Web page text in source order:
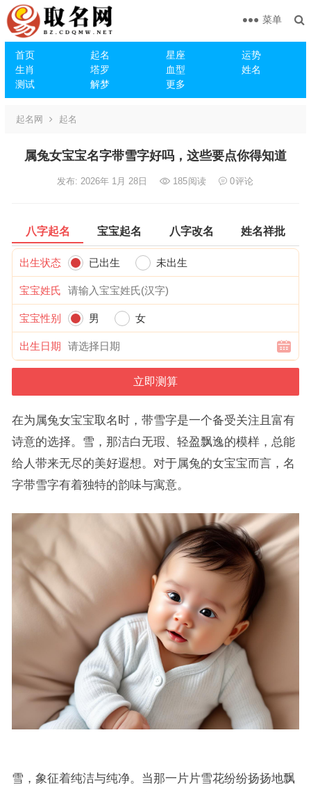
首页 起名 星座
运势
生肖
塔罗 血型
姓名
测试
解梦 更多
菜单
起名网 起名
属兔女宝宝名字带雪字好吗，这些要点你得知道
发布: 2026年 1月 28日 185阅读 0评论
八字起名 宝宝起名 八字改名 姓名祥批
出生状态 已出生 未出生
宝宝姓氏
宝宝性别 男 女
出生日期
在为属兔女宝宝取名时，带雪字是一个备受关注且富有
诗意的选择。雪，那洁白无瑕、轻盈飘逸的模样，总能
给人带来无尽的美好遐想。对于属兔的女宝宝而言，名
字带雪字有着独特的韵味与寓意。
雪，象征着纯洁与纯净。当那一片片雪花纷纷扬扬地飘